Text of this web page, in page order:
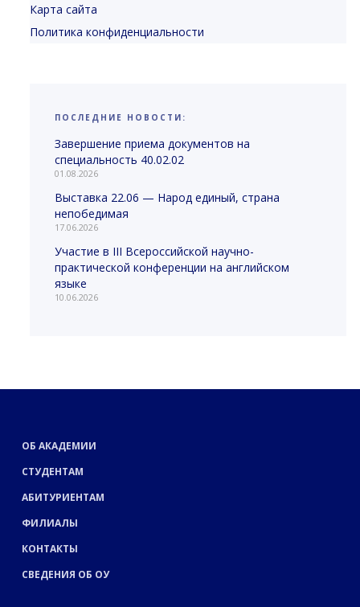
Карта сайта
Политика конфиденциальности
ПОСЛЕДНИЕ НОВОСТИ:
Завершение приема документов на
специальность 40.02.02
01.08.2026
Выставка 22.06 — Народ единый, страна
непобедимая
17.06.2026
Участие в III Всероссийской научно-
практической конференции на английском
языке
10.06.2026
ОБ АКАДЕМИИ
СТУДЕНТАМ
АБИТУРИЕНТАМ
ФИЛИАЛЫ
КОНТАКТЫ
СВЕДЕНИЯ ОБ ОУ